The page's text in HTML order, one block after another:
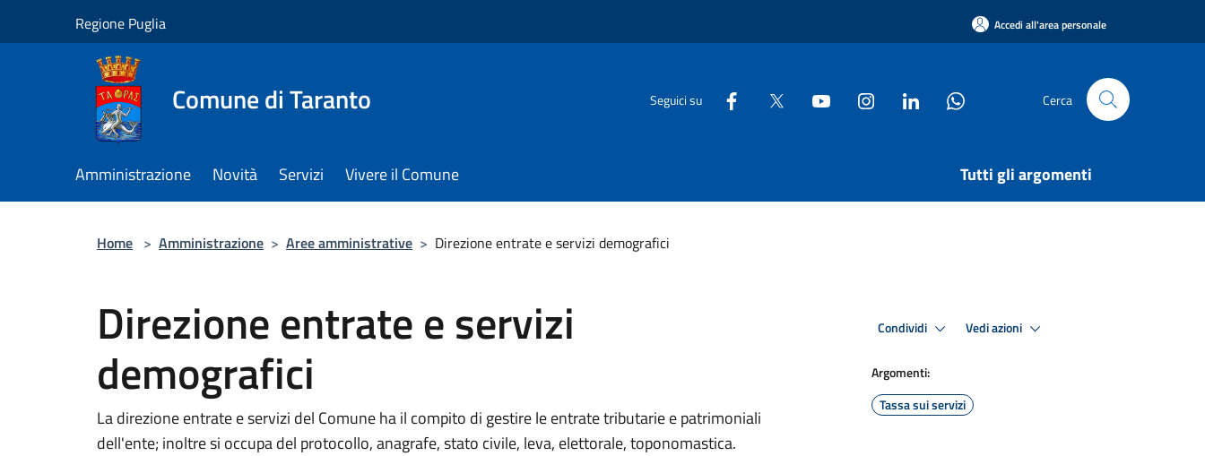
Regione Puglia Accedi all'area personale
Comune di Taranto Seguici su Cerca
Amministrazione Novità Servizi Vivere il Comune Tutti gli argomenti
Home > Amministrazione > Aree amministrative > Direzione entrate e servizi demografici
Direzione entrate e servizi
demografici
La direzione entrate e servizi del Comune ha il compito di gestire le entrate tributarie e patrimoniali
dell'ente; inoltre si occupa del protocollo, anagrafe, stato civile, leva, elettorale, toponomastica.
Condividi Vedi azioni
Argomenti:
Tassa sui servizi